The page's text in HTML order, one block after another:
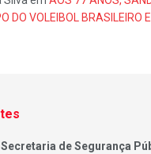
DO VOLEIBOL BRASILEIRO
Secretaria de Segurança